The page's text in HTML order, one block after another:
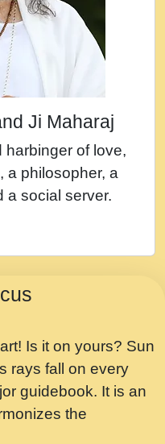
बीतते जाते हैं ।
Gyananand Ji
महन न रझद फर! shri
खट करम क !!!! मह दद
Shri ravinandan
Ho.mp3
हर क मनन न आय
-Swami
Shyam
Ji Maharaj
harbinger of love,
a philosopher, a
a social server.
Is it on yours? Sun
rays fall on every
guidebook. It is an
the